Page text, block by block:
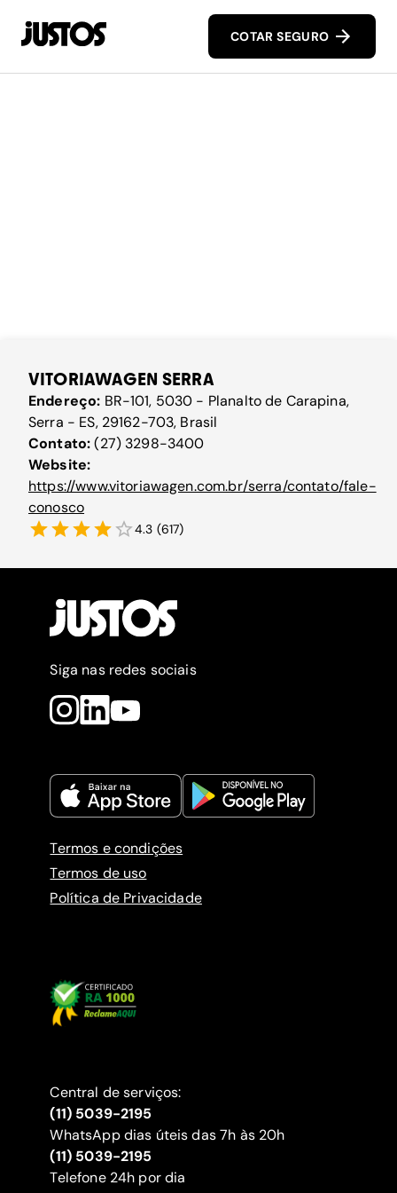
COTAR SEGURO
VITORIAWAGEN SERRA
Endereço: BR-101, 5030 - Planalto de Carapina,
Serra - ES, 29162-703, Brasil
Contato:(27) 3298-3400
Website:
https://www.vitoriawagen.com.br/serra/contato/fale-
conosco
4.3 (617)
Siga nas redes sociais
Termos e condições
Termos de uso
Política de Privacidade
Central de serviços:
(11) 5039-2195
WhatsApp dias úteis das 7h às 20h
(11) 5039-2195
‍Telefone 24h por dia